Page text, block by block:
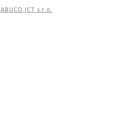
ABUCO ICT s.r.o.